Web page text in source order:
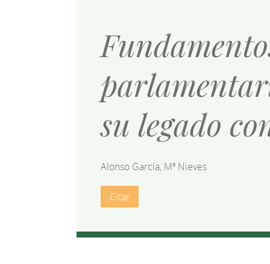
su legado
Alonso García, Mª Nieves
Citar